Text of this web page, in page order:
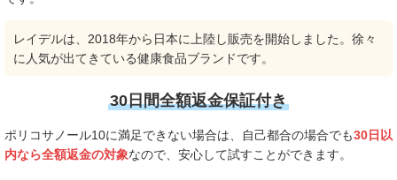
レイデルは、2018年から日本に上陸し販売を開始しました。徐々
に人気が出てきている健康食品ブランドです。
30日間全額返金保証付き
ポリコサノール10に満足できない場合は、自己都合の場合でも30日以
内なら全額返金の対象なので、安心して試すことができます。